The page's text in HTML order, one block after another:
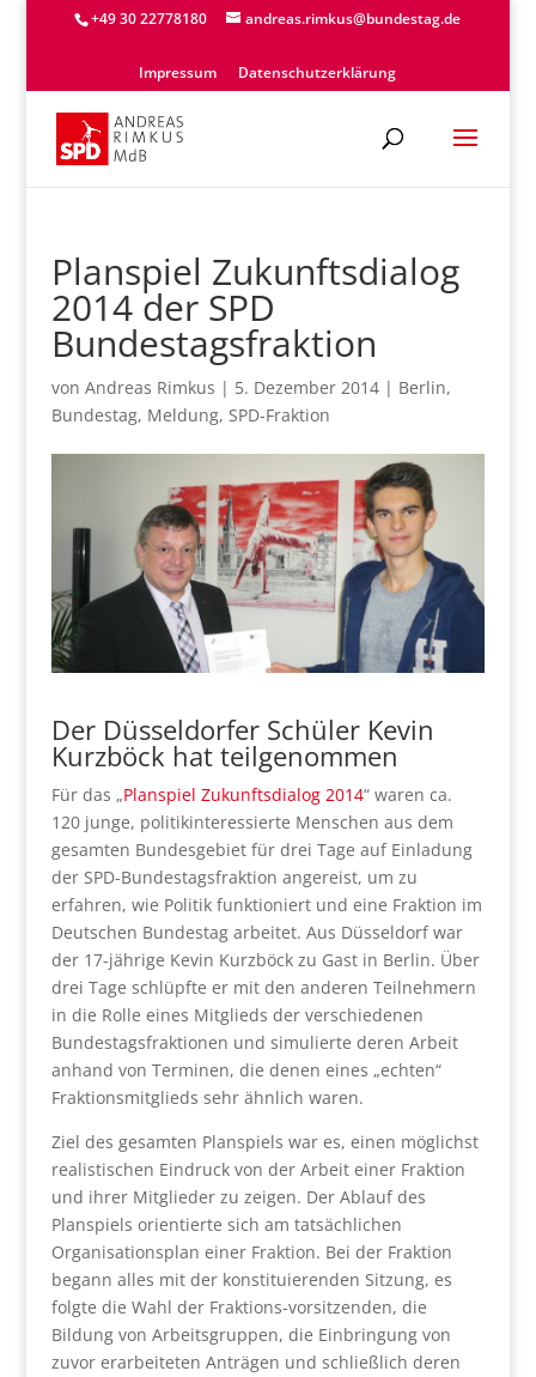
+49 30 22778180 andreas.rimkus@bundestag.de
Impressum Datenschutzerklärung
Planspiel Zukunftsdialog
2014 der SPD
Bundestagsfraktion
von Andreas Rimkus | 5. Dezember 2014| Berlin,
Bundestag, Meldung, SPD-Fraktion
Der Düsseldorfer Schüler Kevin
Kurzböck hat teilgenommen
Für das „Planspiel Zukunftsdialog 2014“ waren ca.
120 junge, politikinteressierte Menschen aus dem
gesamten Bundesgebiet für drei Tage auf Einladung
der SPD-Bundestagsfraktion angereist, um zu
erfahren, wie Politik funktioniert und eine Fraktion im
Deutschen Bundestag arbeitet. Aus Düsseldorf war
der 17-jährige Kevin Kurzböck zu Gast in Berlin. Über
drei Tage schlüpfte er mit den anderen Teilnehmern
in die Rolle eines Mitglieds der verschiedenen
Bundestagsfraktionen und simulierte deren Arbeit
anhand von Terminen, die denen eines „echten“
Fraktionsmitglieds sehr ähnlich waren.
Ziel des gesamten Planspiels war es, einen möglichst
realistischen Eindruck von der Arbeit einer Fraktion
und ihrer Mitglieder zu zeigen. Der Ablauf des
Planspiels orientierte sich am tatsächlichen
Organisationsplan einer Fraktion. Bei der Fraktion
begann alles mit der konstituierenden Sitzung, es
folgte die Wahl der Fraktions-vorsitzenden, die
Bildung von Arbeitsgruppen, die Einbringung von
zuvor erarbeiteten Anträgen und schließlich deren